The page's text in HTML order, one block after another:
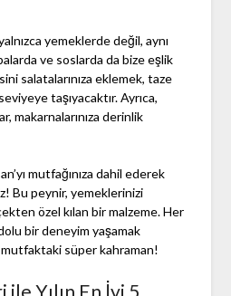
yemeklerde değil, aynı
ve soslarda da bize eşlik
salatalarınıza eklemek, taze
taşıyacaktır. Ayrıca,
makarnalarınıza derinlik
mutfağınıza dahil ederek
Bu peynir, yemeklerinizi
özel kılan bir malzeme. Her
bir deneyim yaşamak
süper kahraman!
Yılın En İyi 5